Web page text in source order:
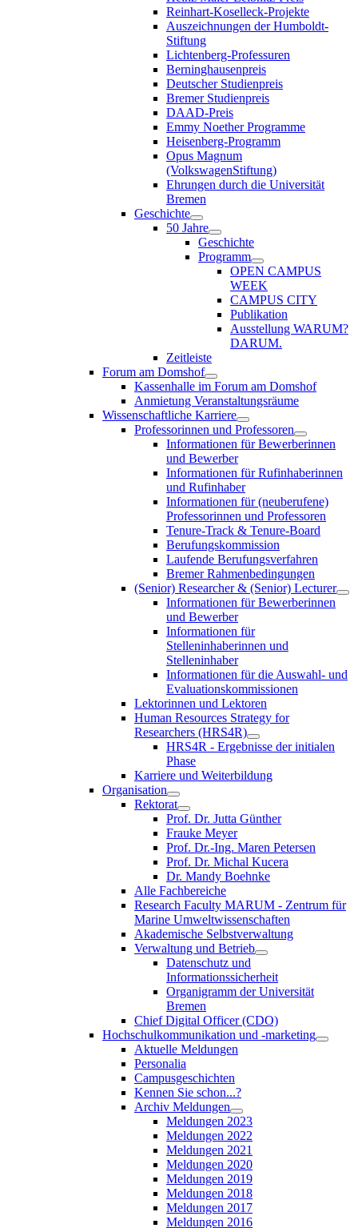
Reinhart-Koselleck-Projekte
Auszeichnungen der Humboldt-
Stiftung
Lichtenberg-Professuren
Berninghausenpreis
Deutscher Studienpreis
Bremer Studienpreis
DAAD-Preis
Emmy Noether Programme
Heisenberg-Programm
Opus Magnum
(VolkswagenStiftung)
Ehrungen durch die Universität
Bremen
Geschichte
50 Jahre
Geschichte
Programm
OPEN CAMPUS
WEEK
CAMPUS CITY
Publikation
Ausstellung WARUM?
DARUM.
Zeitleiste
Forum am Domshof
Kassenhalle im Forum am Domshof
Anmietung Veranstaltungsräume
Wissenschaftliche Karriere
Professorinnen und Professoren
Informationen für Bewerberinnen
und Bewerber
Informationen für Rufinhaberinnen
und Rufinhaber
Informationen für (neuberufene)
Professorinnen und Professoren
Tenure-Track & Tenure-Board
Berufungskommission
Laufende Berufungsverfahren
Bremer Rahmenbedingungen
(Senior) Researcher & (Senior) Lecturer
Informationen für Bewerberinnen
und Bewerber
Informationen für
Stelleninhaberinnen und
Stelleninhaber
Informationen für die Auswahl- und
Evaluationskommissionen
Lektorinnen und Lektoren
Human Resources Strategy for
Researchers (HRS4R)
HRS4R - Ergebnisse der initialen
Phase
Karriere und Weiterbildung
Organisation
Rektorat
Prof. Dr. Jutta Günther
Frauke Meyer
Prof. Dr.-Ing. Maren Petersen
Prof. Dr. Michal Kucera
Dr. Mandy Boehnke
Alle Fachbereiche
Research Faculty MARUM - Zentrum für
Marine Umweltwissenschaften
Akademische Selbstverwaltung
Verwaltung und Betrieb
Datenschutz und
Informationssicherheit
Organigramm der Universität
Bremen
Chief Digital Officer (CDO)
Hochschulkommunikation und -marketing
Aktuelle Meldungen
Personalia
Campusgeschichten
Kennen Sie schon...?
Archiv Meldungen
Meldungen 2023
Meldungen 2022
Meldungen 2021
Meldungen 2020
Meldungen 2019
Meldungen 2018
Meldungen 2017
Meldungen 2016